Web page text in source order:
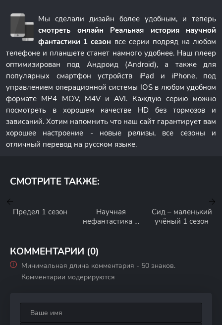
Мы сделали дизайн более удобным, и теперь
смотреть онлайн Реальная история научной
фантастики 1 сезон все серии подряд на любом
телефоне и планшете станет намного удобнее. Наш плеер
оптимизирован под Андроид (Android), а также для
популярных смартфон устройств iPad и iPhone, под
управлением операционной системы IOS в любом удобном
формате MP4 MOV, M4V и AVI. Каждую серию можно
посмотреть в хорошем качестве HD без тормозов и
зависаний. Хотим напомнить что наш сайт гарантирует вам
хорошее настроение - новые релизы, все сезоны и
отличный перевод на русском языке.
СМОТРИТЕ ТАКЖЕ:
Предел 1 сезон
Научная
нефантастика 2
Сид – маленький
учёный 1 сезон
КОММЕНТАРИИ (0)
Минимальная длина комментария - 50 знаков.
Комментарии модерируются